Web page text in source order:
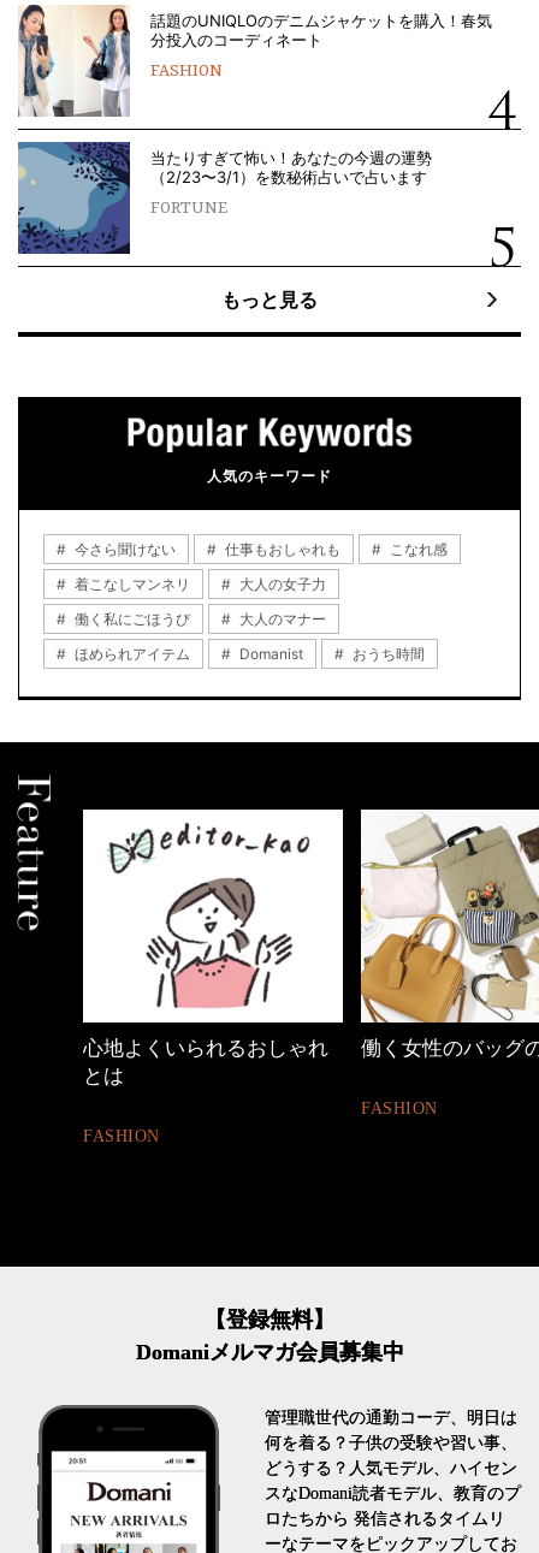
話題のUNIQLOのデニムジャケットを購入！春気
分投入のコーディネート
FASHION
当たりすぎて怖い！あなたの今週の運勢
（2/23〜3/1）を数秘術占いで占います
FORTUNE
もっと見る
人気のキーワード
今さら聞けない 仕事もおしゃれも
こなれ感
着こなしマンネリ
大人の女子力
働く私にごほうび
大人のマナー
ほめられアイテム
Domanist おうち時間
働く女性のバッグの中身
【ワーママのきれ
【登録無料】
Domaniメルマガ会員募集中
管理職世代の通勤コーデ、明日は
何を着る？子供の受験や習い事、
どうする？人気モデル、ハイセン
スなDomani読者モデル、教育のプ
ロたちから 発信されるタイムリ
ーなテーマをピックアップしてお